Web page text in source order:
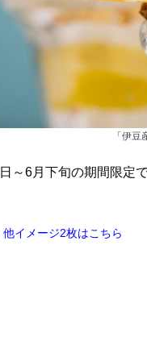
「伊
～6月下旬の期間限定
他イメージ2枚はこちら